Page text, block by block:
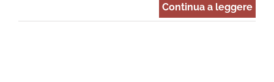
Continua a leggere